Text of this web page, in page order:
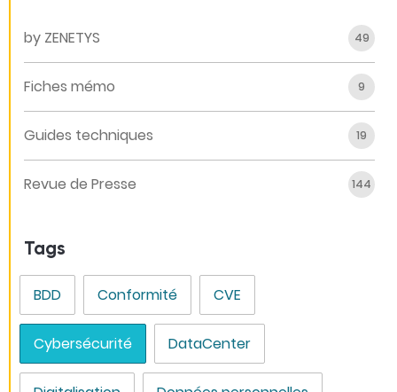
by ZENETYS 49
Fiches mémo 9
Guides techniques 19
Revue de Presse 144
Tags
BDD Conformité CVE
Cybersécurité DataCenter